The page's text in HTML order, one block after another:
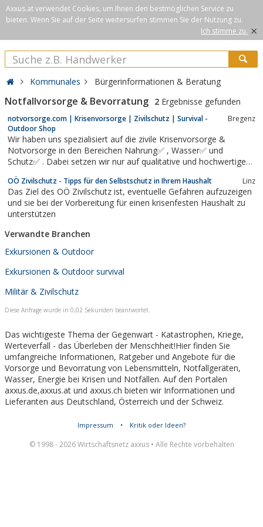
Axxus.at verwendet Cookies, um Ihnen den bestmöglichen Service zu
bieten. Wenn Sie auf der Seite weitersurfen stimmen Sie der Nutzung zu.
Ich stimme zu. ×
Kommunales Bürgerinformationen & Beratung
Notfallvorsorge & Bevorratung 2 Ergebnisse gefunden
notvorsorge.com | Krisenvorsorge | Zivilschutz | Survival -
Outdoor Shop
Bregenz
Wir haben uns spezialisiert auf die zivile Krisenvorsorge &
Notvorsorge in den Bereichen Nahrung✅ , Wasser✅ und
Schutz✅ . Dabei setzen wir nur auf qualitative und hochwertige
bewährt haben.website
OÖ Zivilschutz - Tipps für den Selbstschutz in Ihrem Haushalt Linz
Das Ziel des OÖ Zivilschutz ist, eventuelle Gefahren aufzuzeigen
und sie bei der Vorbereitung für einen krisenfesten Haushalt zu
unterstützen
Verwandte Branchen
Exkursionen & Outdoor
Exkursionen & Outdoor survival
Militär & Zivilschutz
Diese Anfrage wurde in 0,02 Sekunden beantwortet.
Das wichtigeste Thema der Gegenwart - Katastrophen, Kriege,
Werteverfall - das Überleben der Menschheit!Hier finden Sie
umfangreiche Informationen, Ratgeber und Angebote für die
Vorsorge und Bevorratung von Lebensmitteln, Notfallgeräten,
Wasser, Energie bei Krisen und Notfällen. Auf den Portalen
axxus.de,axxus.at und axxus.ch bieten wir Informationen und
Lieferanten aus Deutschland, Österreich und der Schweiz.
Impressum • Kritik oder Ideen?
© 1998 - 2026 Wirtschaftsnetz axxus • Alle Rechte vorbehalten